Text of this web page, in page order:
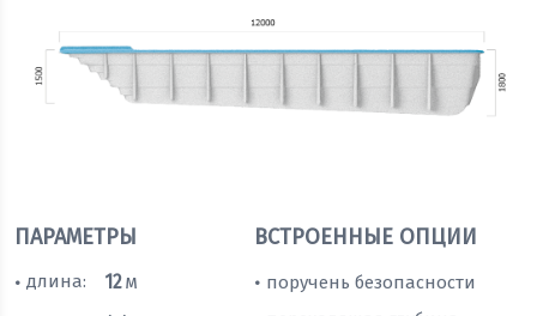
ПАРАМЕТРЫ
• длина: 12м
ВСТРОЕННЫЕ ОПЦИИ
• поручень безопасности